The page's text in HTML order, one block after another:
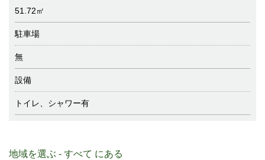
51.72㎡
駐車場
無
設備
トイレ、シャワー有
地域を選ぶ - すべて にある